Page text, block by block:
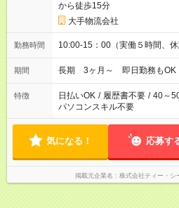
から徒歩15分
大手物流会社
勤務時間 10:00-15：00（実働５時間、休
期間 長期 3ヶ月～ 即日勤務もOK
特徴 日払いOK / 履歴書不要 / 40～
パソコンスキル不要
気になる！ 応募す
掲載元企業名 株式会社ティー・